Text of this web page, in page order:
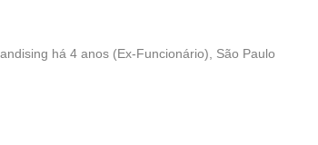
há 4 anos (Ex-Funcionário), São Paulo